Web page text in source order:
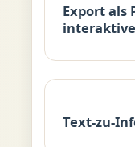
Export als
Text-zu-